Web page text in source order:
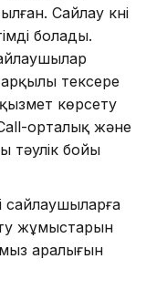
Сайлау күні
болады.
арқылы тексере
көрсету
орталық және
тәулік бойы
сайлаушыларға
жұмыстарын
аралығын